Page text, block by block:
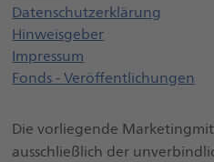
Datenschutzerklärung
HinweisgeberÖffnet einen
Impressum
Fonds - Veröffentlichungen
Die vorliegende
ausschließlich der